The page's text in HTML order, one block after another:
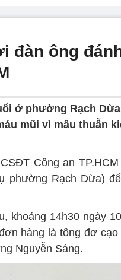
đàn ông
ở phường Rạch
mũi vì mâu thuẫn
Công an
phường Rạch Dừa)
khoảng 14h30 ngày
hàng là tông đơ
Nguyễn Sáng.